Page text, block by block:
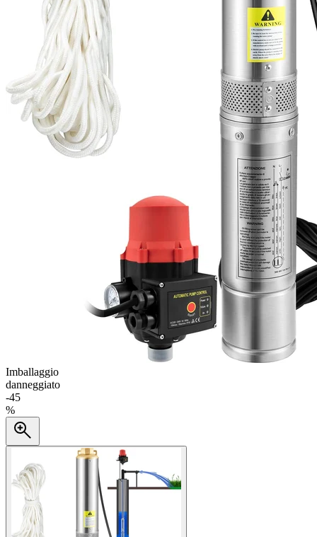
Imballaggio
danneggiato
-45
%